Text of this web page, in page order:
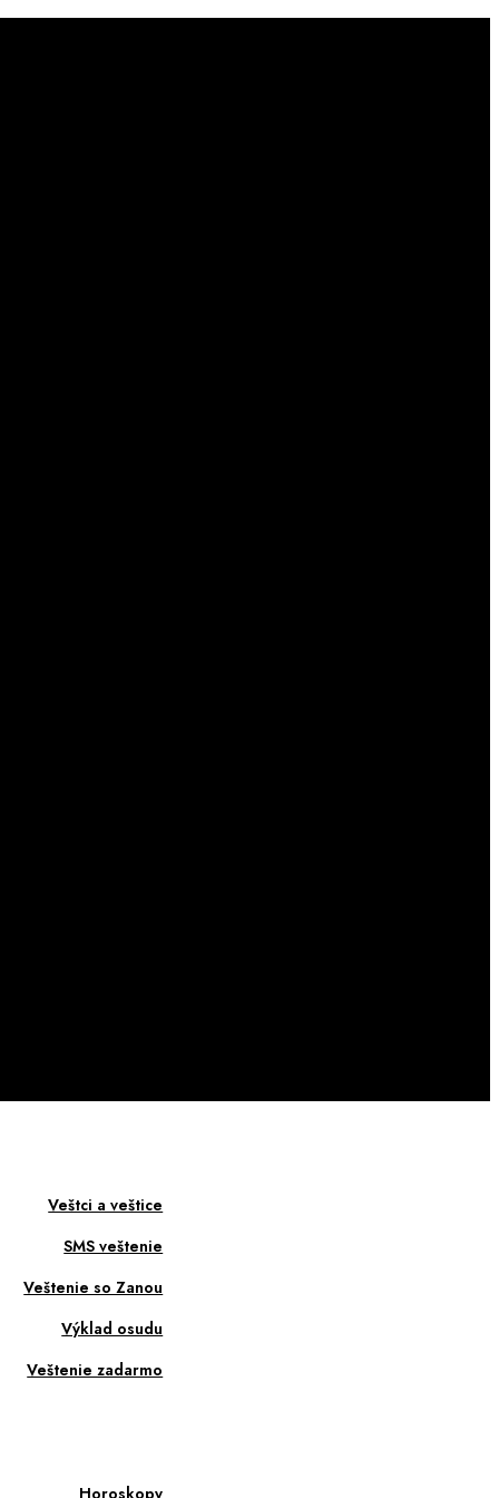
Veštci a veštice
SMS veštenie
Veštenie so Zanou
Výklad osudu
Veštenie zadarmo
Horoskopy